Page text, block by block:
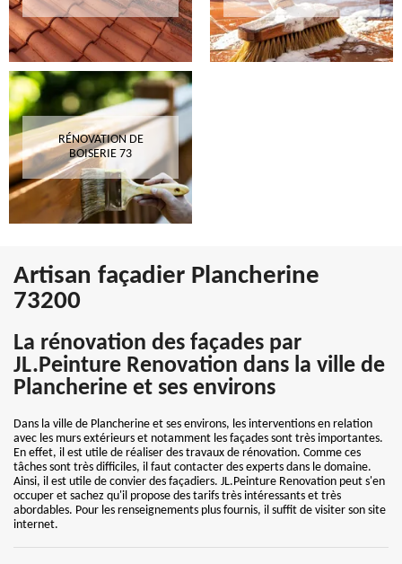
RÉNOVATION DE
BOISERIE 73
Artisan façadier Plancherine
73200
La rénovation des façades par
JL.Peinture Renovation dans la ville de
Plancherine et ses environs
Dans la ville de Plancherine et ses environs, les interventions en relation
avec les murs extérieurs et notamment les façades sont très importantes.
En effet, il est utile de réaliser des travaux de rénovation. Comme ces
tâches sont très difficiles, il faut contacter des experts dans le domaine.
Ainsi, il est utile de convier des façadiers. JL.Peinture Renovation peut s'en
occuper et sachez qu'il propose des tarifs très intéressants et très
abordables. Pour les renseignements plus fournis, il suffit de visiter son site
internet.